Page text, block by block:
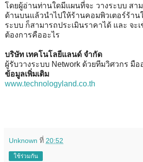
โดยผู้อ่านท่านใดมีแผนที่จะ วางระบบ สา
ด้านบนแล้วนำไปให้ร้านคอมพิวเตอร์ร้าน
ระบบ ก็สามารถประเมินราคาได้ และ จะ
ต้องการคืออะไร
บริษัท เทคโนโลยีแลนด์ จำกัด
ผู้รับวางระบบ Network ด้วยทีมวิศวกร มื
ข้อมูลเพิ่มเติม
www.technologyland.co.th
Unknown ที่ 20:52
ใช้ร่วมกัน